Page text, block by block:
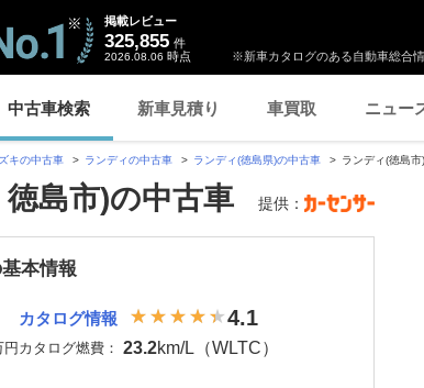
※新車カタログのある自動車総合
掲載レビュー
325,855 件
2026.08.06 時点
中古車検索 新車見積り 車買取 ニュー
キの中古車 ランディの中古車 ランディ(徳島県)の中古車 ランディ(徳島
島市)の中古車 提供：
本情報
円
カタログ情報 4.1
カタログ燃費： 23.2km/L（WLTC）